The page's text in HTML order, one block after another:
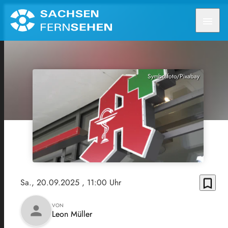
Symbolfoto/Pixabay
Sa., 20.09.2025 , 11:00 Uhr bookmark_border
person VON
Leon Müller